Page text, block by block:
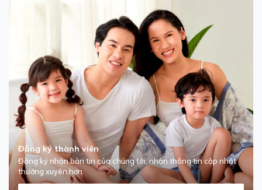
Đăng ký thành viên
Đăng ký nhận bản tin của chúng tôi, nhận thông tin cập nhật
thường xuyên hơn.